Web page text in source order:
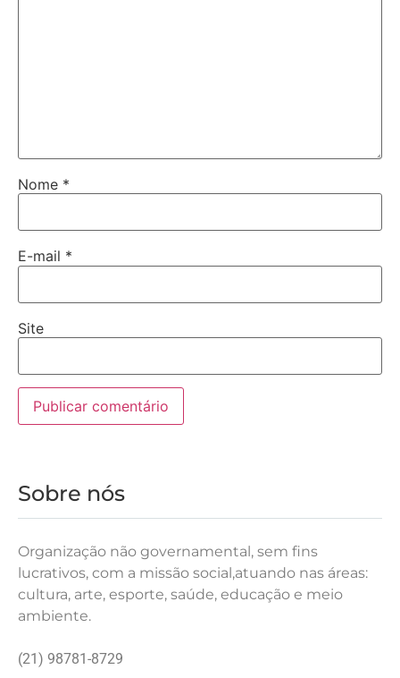
Nome *
E-mail *
Site
Sobre nós
Organização não governamental, sem fins
lucrativos, com a missão social,atuando nas áreas:
cultura, arte, esporte, saúde, educação e meio
ambiente.
(21) 98781-8729